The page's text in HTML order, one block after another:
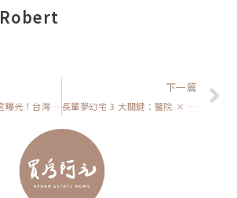
Robert
川普24K土豪金白宮曝光！台灣飛碟屋也中槍，你做之前最好想清楚【裝潢該怎麼弄】
下一篇
長輩夢幻宅 3 大關鍵：醫院 × 菜市場 × 電梯一次到位，挑對就住到終老！【房貸一族拚買房】